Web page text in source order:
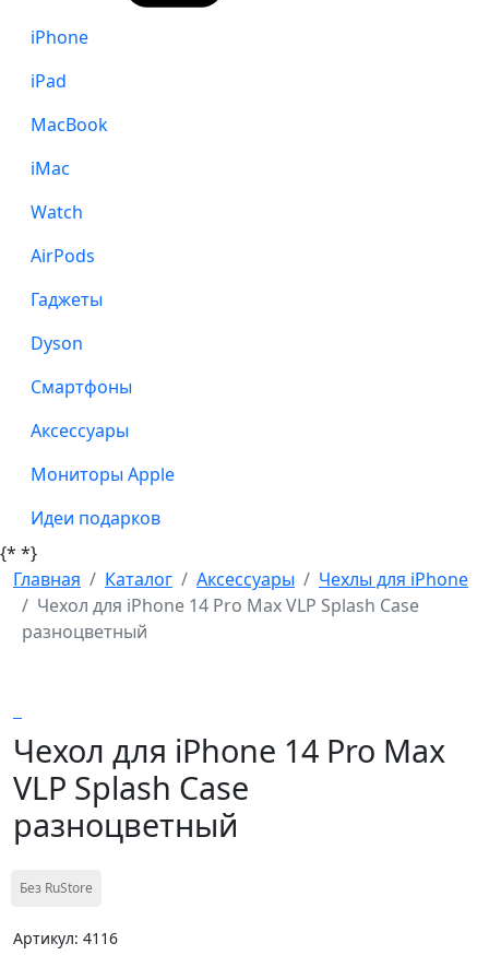
iPhone
iPad
MacBook
iMac
Watch
AirPods
Гаджеты
Dyson
Смартфоны
Аксессуары
Мониторы Apple
Идеи подарков
{* *}
Главная
Каталог Аксессуары
Чехлы для iPhone
Чехол для iPhone 14 Pro Max VLP Splash Case
разноцветный
Чехол для iPhone 14 Pro Max
VLP Splash Case
разноцветный
Без RuStore
Артикул: 4116